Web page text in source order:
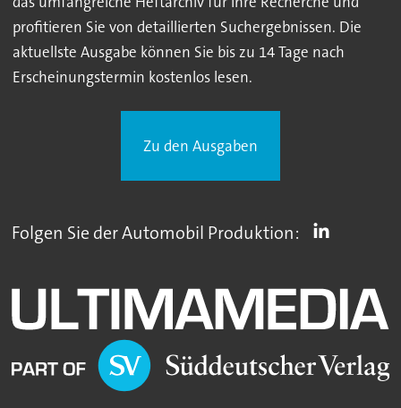
profitieren Sie von detaillierten Suchergebnissen. Die
aktuellste Ausgabe können Sie bis zu 14 Tage nach
Erscheinungstermin kostenlos lesen.
Zu den Ausgaben
Folgen Sie der Automobil Produktion: